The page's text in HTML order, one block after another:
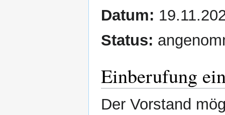
Datum:
Status:
Einberufung
Der Vorstand